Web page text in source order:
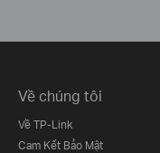
Về chúng tôi
Về TP-Link
Cam Kết Bảo Mật